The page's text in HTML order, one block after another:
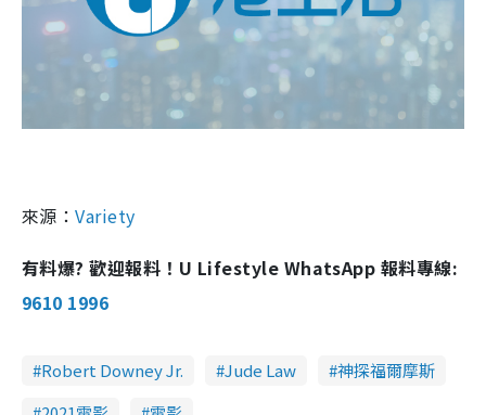
來源：Variety
有料爆? 歡迎報料！U Lifestyle WhatsApp 報料專線:
9610 1996
Robert Downey Jr. Jude Law
神探福爾摩斯